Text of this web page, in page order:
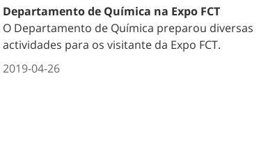
Departamento de Química na Expo FCT
O Departamento de Química preparou diversas
actividades para os visitante da Expo FCT.
2019-04-26